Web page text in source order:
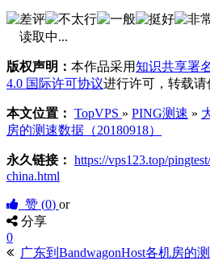
读取中...
版权声明： 本作品采用知识共享署
4.0 国际许可协议进行许可，转载请
本文位置： TopVPS » PING测速 »
房的测速数据（20180918）
永久链接： https://vps123.top/
china.html
赞 (0) or
分享
0
广东到BandwagonHost各机房的